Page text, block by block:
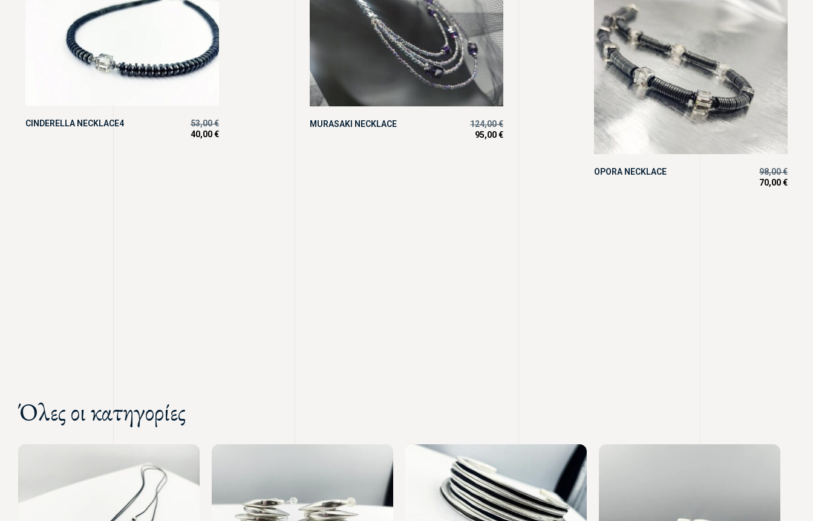
CINDERELLA NECKLACE4 53,00€
40,00€
MURASAKI NECKLACE 124,00€
95,00€
OPORA NECKLACE 98,00€
70,00€
Όλες οι κατηγορίες